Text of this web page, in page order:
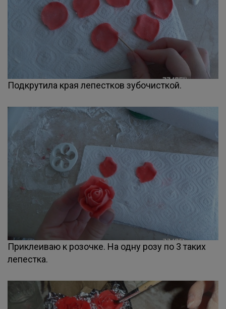
Подкрутила края лепестков зубочисткой.
Приклеиваю к розочке. На одну розу по 3 таких
лепестка.